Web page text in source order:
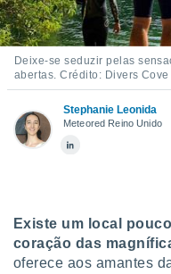
botão
ao
a
ou
um perfil
lhe
e
CONFIGURAÇÕES
Deixe-se seduzir pelas
abertas. Crédito: Divers Cove
Stephanie Leonida
Meteored Reino Unido
Existe um local
coração das
oferece aos amantes